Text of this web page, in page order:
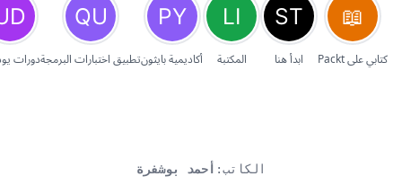
تفعيل الجرس أو الاشتراك
كتابي على Packt ابدأ هنا المكتبة أكاديمية بايثونتطبيق اختبارات البرمجةدورات
الكاتب: أحمد بوشفرة